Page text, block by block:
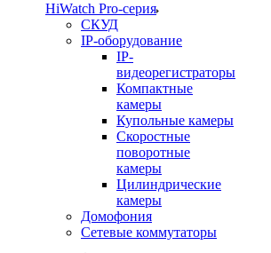
HiWatch Pro-серия
CКУД
IP-оборудование
IP-
видеорегистраторы
Компактные
камеры
Купольные камеры
Скоростные
поворотные
камеры
Цилиндрические
камеры
Домофония
Сетевые коммутаторы